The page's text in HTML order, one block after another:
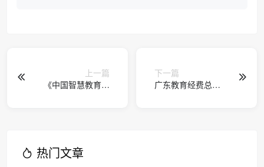
上一篇
《中国智慧教育白
下一篇
广东教育经费总投
热门文章